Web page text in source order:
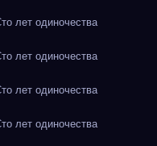
лет одиночества
лет одиночества
лет одиночества
лет одиночества